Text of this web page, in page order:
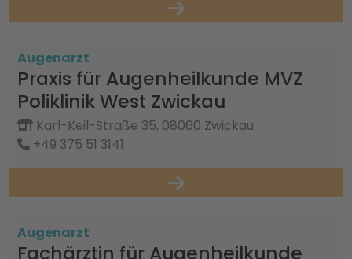
Augenarzt
Praxis für Augenheilkunde MVZ
Poliklinik West Zwickau
Karl-Keil-Straße 35, 08060 Zwickau
+49 375 51 3141
Augenarzt
Fachärztin für Augenheilkunde